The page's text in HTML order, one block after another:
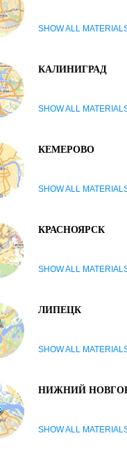
SHOW ALL
КАЛИНИГРАД
SHOW ALL
КЕМЕРОВО
SHOW ALL
КРАСНОЯРСК
SHOW ALL
ЛИПЕЦК
SHOW ALL
НИЖНИЙ
SHOW ALL